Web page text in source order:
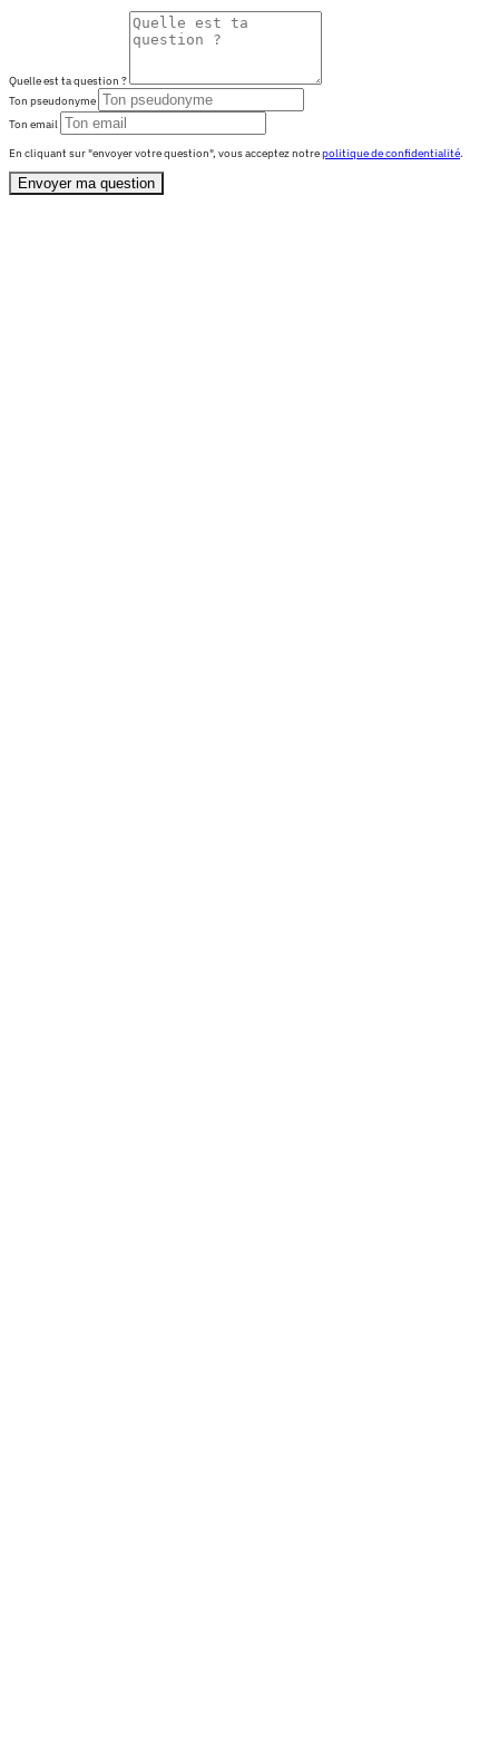
Quelle est ta question ?
Ton pseudonyme
Ton email
En cliquant sur "envoyer votre question", vous acceptez notrepolitique de confidentialité.
Envoyer ma question